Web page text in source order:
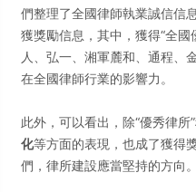
們整理了全國律師執業誠信信
獲獎勵信息，其中，獲得“全
人、弘一、湘軍麓和、通程、
在全國律師行業的影響力。
此外，可以看出，除“優秀律所
化等方面的表現，也成了獲得
們，律所建設應當堅持的方向。